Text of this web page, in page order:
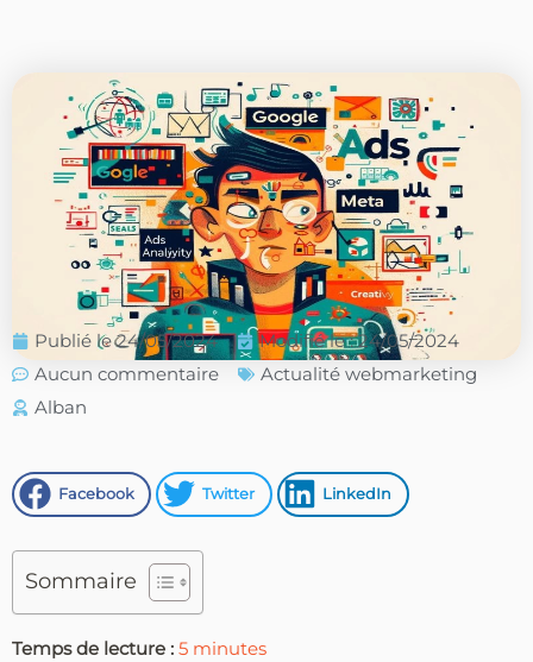
Publié le 24/05/2024
Modifié le : 24/05/2024
Aucun commentaire
Actualité webmarketing
Alban
Facebook Twitter LinkedIn
Sommaire
Temps de lecture : 5 minutes